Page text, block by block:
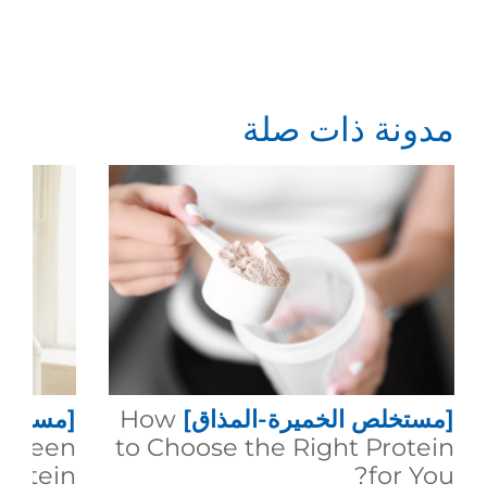
مدونة ذات صلة
[مستخلص الخميرة-المذاق] How
to Choose the Right Protein
for You?